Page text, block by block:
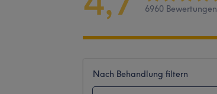
6960 Bewertungen
Nach Behandlung filtern